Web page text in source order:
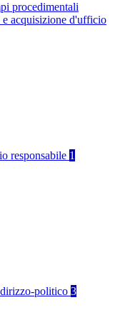
procedimentali
acquisizione d'ufficio
responsabile 1
politico 3